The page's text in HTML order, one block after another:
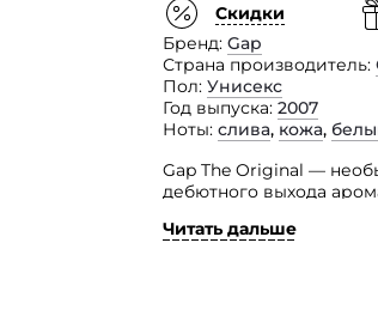
Скидки
Бренд Gap
Страна производитель
Пол Унисекс
Год выпуска 2007
Ноты слива, кожа,
Gap The Original —
дебютного выхода
Читать дальше